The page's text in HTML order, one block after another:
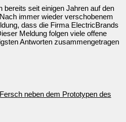
bereits seit einigen Jahren auf den
immer wieder verschobenem
dass die Firma ElectricBrands
Meldung folgen viele offene
Antworten zusammengetragen